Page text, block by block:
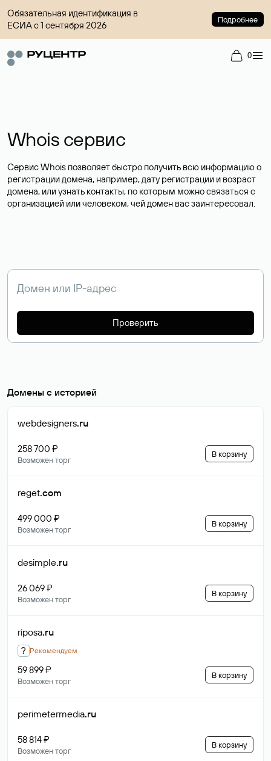
Обязательная идентификация в
ЕСИА с 1 сентября 2026
Подробнее
0
Whois сервис
Сервис Whois позволяет быстро получить всю информацию о
регистрации домена, например, дату регистрации и возраст
домена, или узнать контакты, по которым можно связаться с
организацией или человеком, чей домен вас заинтересовал.
Проверить
Домены с историей
webdesigners.ru
258 700 ₽
Возможен торг
В корзину
reget.com
499 000 ₽
Возможен торг
В корзину
desimple.ru
26 069 ₽
Возможен торг
В корзину
riposa.ru
? Рекомендуем
59 899 ₽
Возможен торг
В корзину
perimetermedia.ru
58 814 ₽
Возможен торг
В корзину